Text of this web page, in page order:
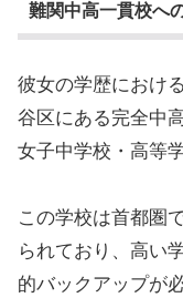
難関中高一貫校へ
彼女の学歴におけ
谷区にある完全中
女子中学校・高等
この学校は首都圏
られており、高い
的バックアップが